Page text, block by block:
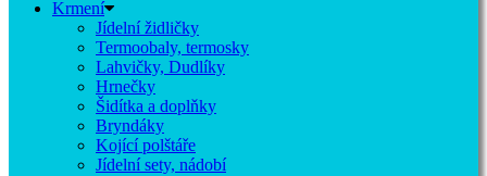
Krmení
Jídelní židličky
Termoobaly, termosky
Lahvičky, Dudlíky
Hrnečky
Šidítka a doplňky
Bryndáky
Kojící polštáře
Jídelní sety, nádobí